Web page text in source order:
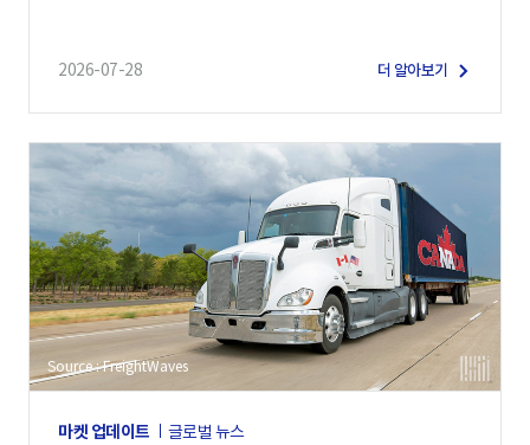
2026-07-28 더 알아보기
Source : FreightWaves
마켓 업데이트 글로벌 뉴스